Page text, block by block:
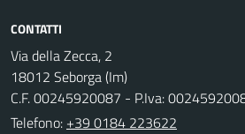
CONTATTI
Via della Zecca, 2
18012 Seborga (Im)
C.F. 00245920087 - P.Iva:
Telefono: +39 0184 223622